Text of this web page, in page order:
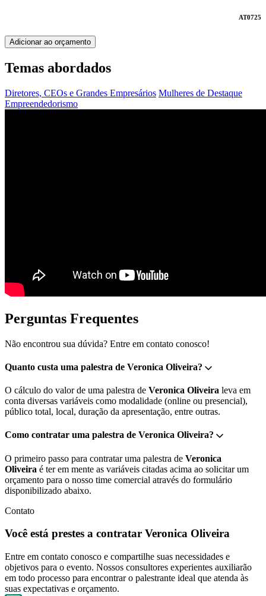
AT0725
Adicionar ao orçamento
Temas abordados
Diretores, CEOs e Grandes Empresários Mulheres de Destaque
Empreendedorismo
Perguntas Frequentes
Não encontrou sua dúvida? Entre em contato conosco!
Quanto custa uma palestra de Veronica Oliveira?
O cálculo do valor de uma palestra de Veronica Oliveira leva em
conta diversas variáveis como modalidade (online ou presencial),
público total, local, duração da apresentação, entre outras.
Como contratar uma palestra de Veronica Oliveira?
O primeiro passo para contratar uma palestra de Veronica
Oliveira é ter em mente as variáveis citadas acima ao solicitar um
orçamento para o nosso time comercial através do formulário
disponibilizado abaixo.
Contato
Você está prestes a contratar Veronica Oliveira
Entre em contato conosco e compartilhe suas necessidades e
objetivos para o evento. Nossos consultores experientes auxiliarão
em todo processo para encontrar o palestrante ideal que atenda às
suas expectativas e orçamento.